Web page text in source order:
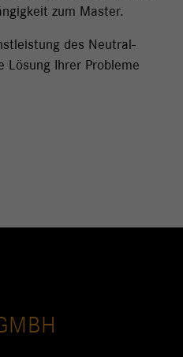
zum Master.
des Neutral-
Lösung Ihrer Probleme